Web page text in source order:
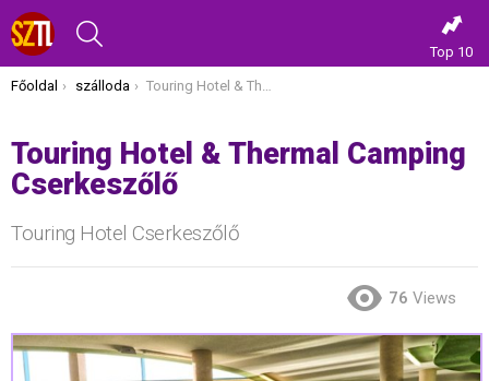
Top 10
Itt vagy most:
Főoldal szálloda Touring Hotel & Thermal Camping Cserkeszőlő
Touring Hotel & Thermal Camping
Cserkeszőlő
Touring Hotel Cserkeszőlő
76 Views